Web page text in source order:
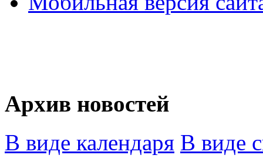
Архив новостей
В виде календаря В виде